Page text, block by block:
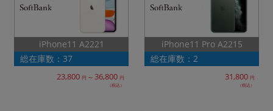
iPhone11 A2221
総在庫数：37
23,800 円 ～ 36,800 円
（税込）
iPhone11 Pro A2215
総在庫数：2
31,800 円
（税込）